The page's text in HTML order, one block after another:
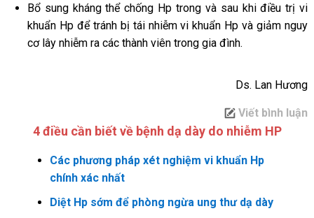
Bổ sung kháng thể chống Hp trong và sau khi điều trị vi
khuẩn Hp để tránh bị tái nhiễm vi khuẩn Hp và giảm nguy
cơ lây nhiễm ra các thành viên trong gia đình.
Ds. Lan Hương
Viết bình luận
4 điều cần biết về bệnh dạ dày do nhiễm HP
Các phương pháp xét nghiệm vi khuẩn Hp
chính xác nhất
Diệt Hp sớm để phòng ngừa ung thư dạ dày